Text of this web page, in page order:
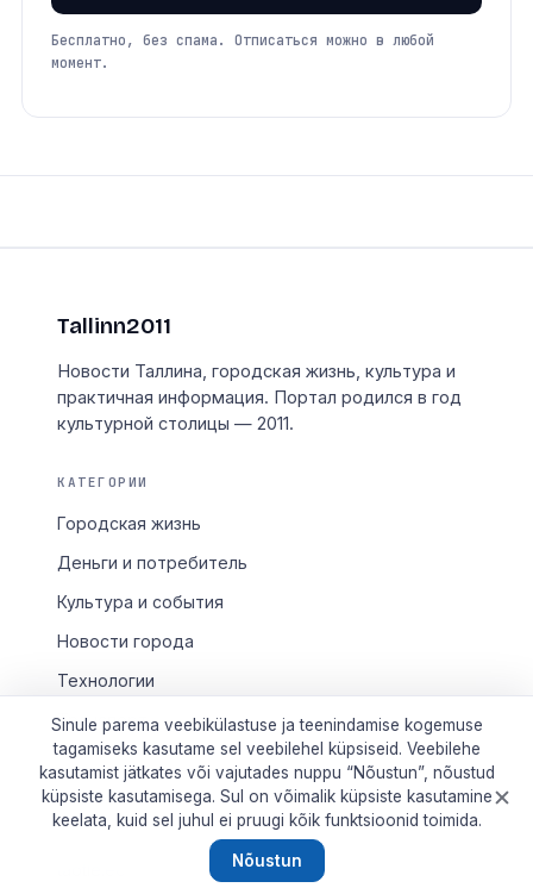
Бесплатно, без спама. Отписаться можно в любой
момент.
Tallinn2011
Новости Таллина, городская жизнь, культура и
практичная информация. Портал родился в год
культурной столицы — 2011.
КАТЕГОРИИ
Городская жизнь
Деньги и потребитель
Культура и события
Новости города
Технологии
Транспорт
КАНАЛЫ
RSS
Sinule parema veebikülastuse ja teenindamise kogemuse
tagamiseks kasutame sel veebilehel küpsiseid. Veebilehe
kasutamist jätkates või vajutades nuppu “Nõustun”, nõustud
küpsiste kasutamisega. Sul on võimalik küpsiste kasutamine
keelata, kuid sel juhul ei pruugi kõik funktsioonid toimida.
Nõustun